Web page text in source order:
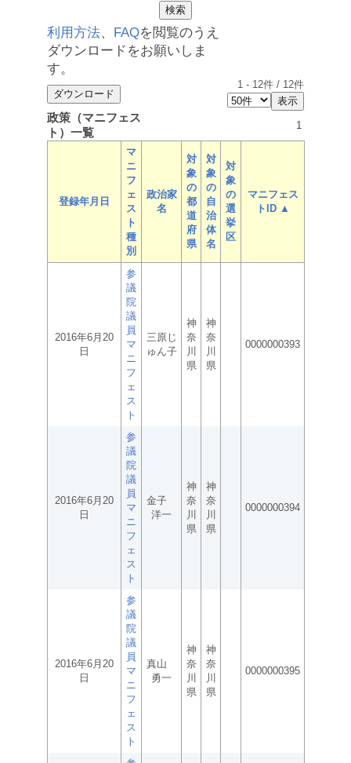
利用方法、 FAQを閲覧のうえ
ダウンロードをお願いしま
す。
1 - 12件 / 12件
政策（マニフェス
ト）一覧
1
登録年月日
マ
ニ
フ
ェ
ス
ト
種
別
政治家
名
対
象
の
都
道
府
県
対
象
の
自
治
体
名
対
象
の
選
挙
区
マニフェス
トID ▲
2016年6月20
日
参
議
院
議
員
マ
ニ
フ
ェ
ス
ト
三原じ
ゅん子
神
奈
川
県
神
奈
川
県
0000000393
2016年6月20
日
参
議
院
議
員
マ
ニ
フ
ェ
ス
ト
金子
洋一
神
奈
川
県
神
奈
川
県
0000000394
2016年6月20
日
参
議
院
議
員
マ
ニ
フ
ェ
ス
ト
真山
勇一
神
奈
川
県
神
奈
川
県
0000000395